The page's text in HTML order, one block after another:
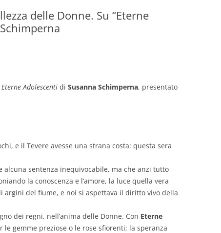
GIOVANNI NUSCIS
ROBERTO PLEVANO
delle Donne. Su “Eterne
Eterne Adolescenti di Susanna Schimperna, presentato
e il Tevere avesse una strana costa: questa sera
alcuna sentenza inequivocabile, ma che anzi tutto
la conoscenza e l’amore, la luce quella vera
argini del fiume, e noi si aspettava il diritto vivo della
dei regni, nell’anima delle Donne. Con Eterne
le gemme preziose o le rose sfiorenti; la speranza